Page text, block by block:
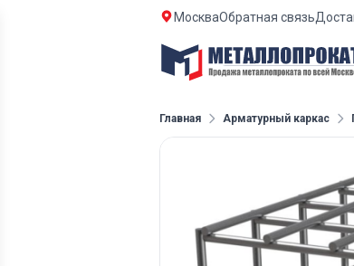
МоскваОбратная связь
Главная Арматурный каркас